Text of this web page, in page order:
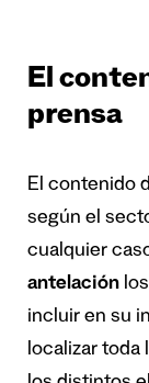
El
prensa
El contenido
según el
cualquier
antelación
incluir en su
localizar toda